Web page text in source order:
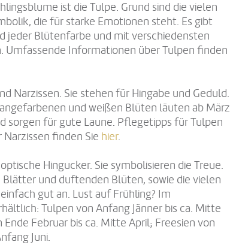
ist die Tulpe. Grund sind die vielen
die für starke Emotionen steht. Es gibt
jeder Blütenfarbe und mit verschiedensten
Umfassende Informationen über Tulpen finden
Narzissen. Sie stehen für Hingabe und Geduld.
und weißen Blüten läuten ab März
sorgen für gute Laune. Pflegetipps für Tulpen
finden Sie hier.
Hingucker. Sie symbolisieren die Treue.
und duftenden Blüten, sowie die vielen
gut an. Lust auf Frühling? Im
Tulpen von Anfang Jänner bis ca. Mitte
Ende Februar bis ca. Mitte April; Freesien von
Juni.